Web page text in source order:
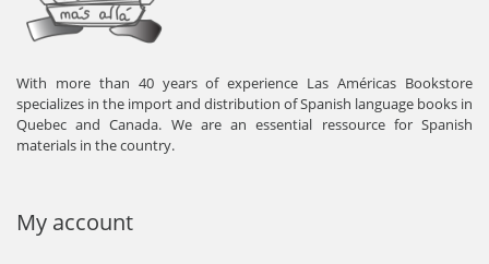
With more than 40 years of experience Las Américas Bookstore
specializes in the import and distribution of Spanish language books in
Quebec and Canada. We are an essential ressource for Spanish
materials in the country.
My account